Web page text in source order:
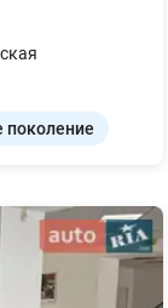
поколение